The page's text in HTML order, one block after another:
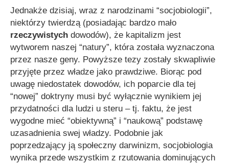
Jednakże dzisiaj, wraz z narodzinami “socjobiologii”,
niektórzy twierdzą (posiadając bardzo mało
rzeczywistych dowodów), że kapitalizm jest
wytworem naszej “natury”, która została wyznaczona
przez nasze geny. Powyższe tezy zostały skwapliwie
przyjęte przez władze jako prawdziwe. Biorąc pod
uwagę niedostatek dowodów, ich poparcie dla tej
“nowej” doktryny musi być wyłącznie wynikiem jej
przydatności dla ludzi u steru – tj. faktu, że jest
wygodne mieć “obiektywną” i “naukową” podstawę
uzasadnienia swej władzy. Podobnie jak
poprzedzający ją społeczny darwinizm, socjobiologia
wynika przede wszystkim z rzutowania dominujących